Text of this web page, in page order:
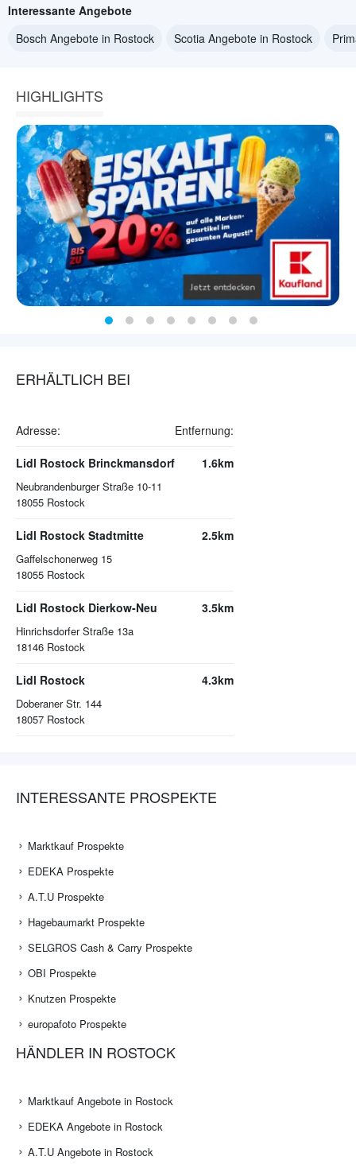
Interessante Angebote
Bosch Angebote in Rostock
Scotia Angebote in Rostock
HIGHLIGHTS
ERHÄLTLICH BEI
Adresse: Entfernung:
Lidl Rostock Brinckmansdorf
Neubrandenburger Straße 10-11
18055 Rostock
1.6km
Lidl Rostock Stadtmitte
Gaffelschonerweg 15
18055 Rostock
2.5km
Lidl Rostock Dierkow-Neu
Hinrichsdorfer Straße 13a
18146 Rostock
3.5km
Lidl Rostock
Doberaner Str. 144
18057 Rostock
4.3km
INTERESSANTE PROSPEKTE
Marktkauf Prospekte
EDEKA Prospekte
A.T.U Prospekte
Hagebaumarkt Prospekte
SELGROS Cash & Carry Prospekte
OBI Prospekte
Knutzen Prospekte
europafoto Prospekte
HÄNDLER IN ROSTOCK
Marktkauf Angebote in Rostock
EDEKA Angebote in Rostock
A.T.U Angebote in Rostock